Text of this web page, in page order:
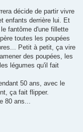
décide de partir vivre
enfants derrière lui. Et
fantôme d'une fillette
toutes les poupées
Petit à petit, ça vire
des poupées, les
légumes qu'il fait
50 ans, avec le
ça fait flipper.
80 ans...